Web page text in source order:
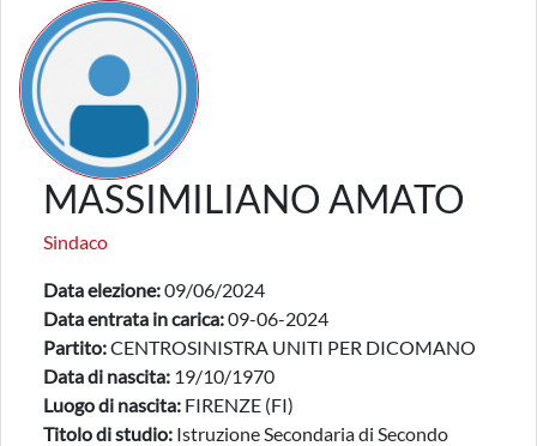
MASSIMILIANO AMATO
Sindaco
Data elezione:09/06/2024
Data entrata in carica:09-06-2024
Partito:CENTROSINISTRA UNITI PER DICOMANO
Data di nascita: 19/10/1970
Luogo di nascita: FIRENZE (FI)
Titolo di studio: Istruzione Secondaria di Secondo